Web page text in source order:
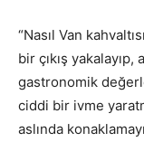
“Nasıl Van
bir çıkış
gastronomik
ciddi bir ivme
aslında